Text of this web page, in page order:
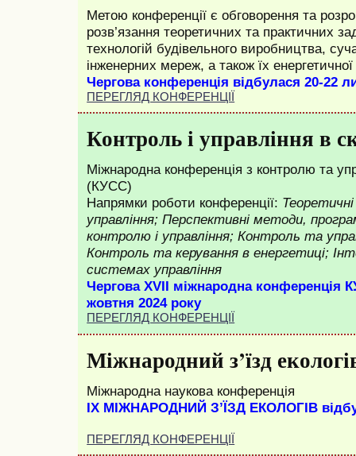
Метою конференції є обговорення та
розв’язання теоретичних та практичних
технологій будівельного виробництва,
інженерних мереж, а також їх
Чергова конференція відбулася 20-22
ПЕРЕГЛЯД КОНФЕРЕНЦІЇ
Контроль і управління в
Міжнародна конференція з контролю та
(КУСС)
Напрямки роботи конференції:
управління; Перспективні методи,
контролю і управління; Контроль та
Контроль та керування в енергетиці;
системах управління
Чергова ХVII міжнародна конференція
жовтня 2024 року
ПЕРЕГЛЯД КОНФЕРЕНЦІЇ
Міжнародний з’їзд
Міжнародна наукова конференція
ІX МІЖНАРОДНИЙ З’ЇЗД ЕКОЛОГІВ
ПЕРЕГЛЯД КОНФЕРЕНЦІЇ